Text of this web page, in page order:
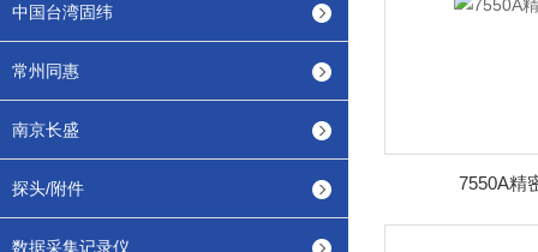
中国台湾固纬
常州同惠
南京长盛
探头/附件
数据采集记录仪
7550A精